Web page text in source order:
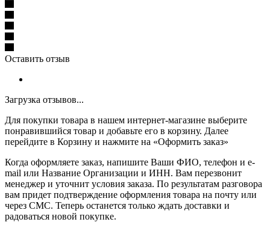
Оставить отзыв
Загрузка отзывов...
Для покупки товара в нашем интернет-магазине выберите
понравившийся товар и добавьте его в корзину. Далее
перейдите в Корзину и нажмите на «Оформить заказ»
Когда оформляете заказ, напишите Ваши ФИО, телефон и e-
mail или Название Организации и ИНН. Вам перезвонит
менеджер и уточнит условия заказа. По результатам разговора
вам придет подтверждение оформления товара на почту или
через СМС. Теперь останется только ждать доставки и
радоваться новой покупке.